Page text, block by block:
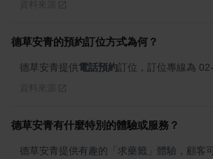
德草安青的預約訂位方式為何？
德草安青提供電話預約訂位，訂位專線為
德草安青有什麼特別的體驗或服務？
德草安青提供有趣的「求藥籤」體驗，顧客